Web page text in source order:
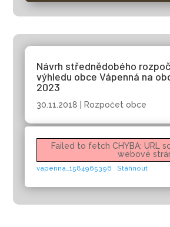
Návrh střednědobého
výhledu obce Vápenná na
2023
30.11.2018 Rozpočet obce
Failed to fetch CHYBA: URL
webové
vapenna_1584965396 Stáhnout